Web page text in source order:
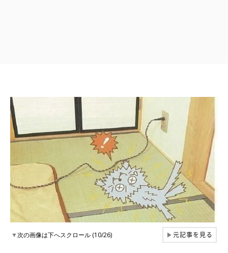
▼次の画像は下へスクロール (10/26) ▶元記事を見る